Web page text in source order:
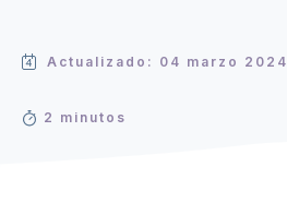
Actualizado: 04 marzo 2024
2 minutos